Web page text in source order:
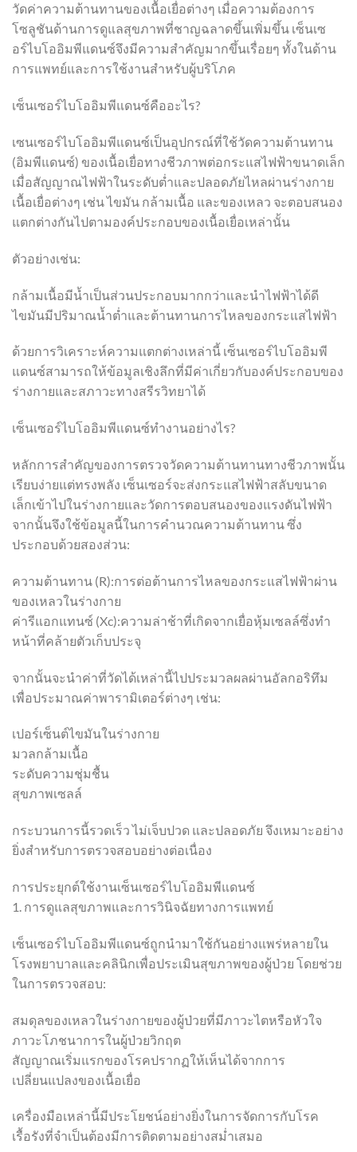
วัดค่าความต้านทานของเนื้อเยื่อต่างๆ เมื่อความต้องการ
โซลูชันด้านการดูแลสุขภาพที่ชาญฉลาดขึ้นเพิ่มขึ้น เซ็นเซ
อร์ไบโออิมพีแดนซ์จึงมีความสำคัญมากขึ้นเรื่อยๆ ทั้งในด้าน
การแพทย์และการใช้งานสำหรับผู้บริโภค
เซ็นเซอร์ไบโออิมพีแดนซ์คืออะไร?
เซนเซอร์ไบโออิมพีแดนซ์เป็นอุปกรณ์ที่ใช้วัดความต้านทาน
(อิมพีแดนซ์) ของเนื้อเยื่อทางชีวภาพต่อกระแสไฟฟ้าขนาดเล็ก
เมื่อสัญญาณไฟฟ้าในระดับต่ำและปลอดภัยไหลผ่านร่างกาย
เนื้อเยื่อต่างๆ เช่น ไขมัน กล้ามเนื้อ และของเหลว จะตอบสนอง
แตกต่างกันไปตามองค์ประกอบของเนื้อเยื่อเหล่านั้น
ตัวอย่างเช่น:
กล้ามเนื้อมีน้ำเป็นส่วนประกอบมากกว่าและนำไฟฟ้าได้ดี
ไขมันมีปริมาณน้ำต่ำและต้านทานการไหลของกระแสไฟฟ้า
ด้วยการวิเคราะห์ความแตกต่างเหล่านี้ เซ็นเซอร์ไบโออิมพี
แดนซ์สามารถให้ข้อมูลเชิงลึกที่มีค่าเกี่ยวกับองค์ประกอบของ
ร่างกายและสภาวะทางสรีรวิทยาได้
เซ็นเซอร์ไบโออิมพีแดนซ์ทำงานอย่างไร?
หลักการสำคัญของการตรวจวัดความต้านทานทางชีวภาพนั้น
เรียบง่ายแต่ทรงพลัง เซ็นเซอร์จะส่งกระแสไฟฟ้าสลับขนาด
เล็กเข้าไปในร่างกายและวัดการตอบสนองของแรงดันไฟฟ้า
จากนั้นจึงใช้ข้อมูลนี้ในการคำนวณความต้านทาน ซึ่ง
ประกอบด้วยสองส่วน:
ความต้านทาน (R):การต่อต้านการไหลของกระแสไฟฟ้าผ่าน
ของเหลวในร่างกาย
ค่ารีแอกแทนซ์ (Xc):ความล่าช้าที่เกิดจากเยื่อหุ้มเซลล์ซึ่งทำ
หน้าที่คล้ายตัวเก็บประจุ
จากนั้นจะนำค่าที่วัดได้เหล่านี้ไปประมวลผลผ่านอัลกอริทึม
เพื่อประมาณค่าพารามิเตอร์ต่างๆ เช่น:
เปอร์เซ็นต์ไขมันในร่างกาย
มวลกล้ามเนื้อ
ระดับความชุ่มชื้น
สุขภาพเซลล์
กระบวนการนี้รวดเร็ว ไม่เจ็บปวด และปลอดภัย จึงเหมาะอย่าง
ยิ่งสำหรับการตรวจสอบอย่างต่อเนื่อง
การประยุกต์ใช้งานเซ็นเซอร์ไบโออิมพีแดนซ์
1. การดูแลสุขภาพและการวินิจฉัยทางการแพทย์
เซ็นเซอร์ไบโออิมพีแดนซ์ถูกนำมาใช้กันอย่างแพร่หลายใน
โรงพยาบาลและคลินิกเพื่อประเมินสุขภาพของผู้ป่วย โดยช่วย
ในการตรวจสอบ:
สมดุลของเหลวในร่างกายของผู้ป่วยที่มีภาวะไตหรือหัวใจ
ภาวะโภชนาการในผู้ป่วยวิกฤต
สัญญาณเริ่มแรกของโรคปรากฏให้เห็นได้จากการ
เปลี่ยนแปลงของเนื้อเยื่อ
เครื่องมือเหล่านี้มีประโยชน์อย่างยิ่งในการจัดการกับโรค
เรื้อรังที่จำเป็นต้องมีการติดตามอย่างสม่ำเสมอ